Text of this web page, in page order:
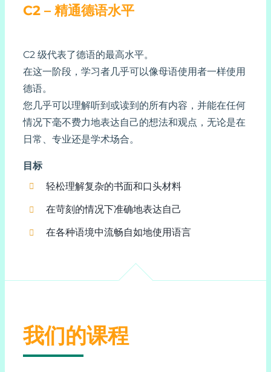
C2 – 精通德语水平
C2 级代表了德语的最高水平。
在这一阶段，学习者几乎可以像母语使用者一样使用
德语。
您几乎可以理解听到或读到的所有内容，并能在任何
情况下毫不费力地表达自己的想法和观点，无论是在
日常、专业还是学术场合。
目标
轻松理解复杂的书面和口头材料
在苛刻的情况下准确地表达自己
在各种语境中流畅自如地使用语言
我们的课程